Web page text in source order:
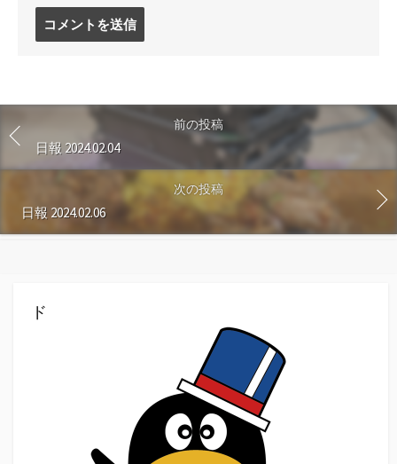
る
前の投稿
日報 2024.02.04
次の投稿
日報 2024.02.06
ド